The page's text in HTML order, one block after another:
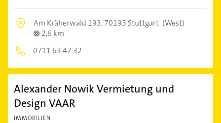
Am Kräherwald 193,70193 Stuttgart (West)
2,6 km
0711 63 47 32
Alexander Nowik Vermietung und
Design VAAR
IMMOBILIEN